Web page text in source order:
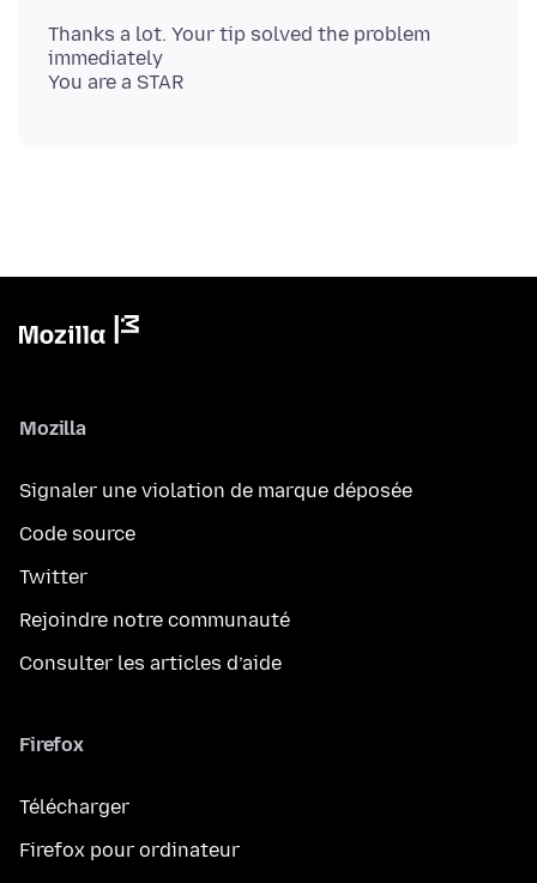
Thanks a lot. Your tip solved the problem
immediately
Mozilla
Signaler une violation de marque déposée
Code source
Twitter
Rejoindre notre communauté
Consulter les articles d’aide
Firefox
Télécharger
Firefox pour ordinateur